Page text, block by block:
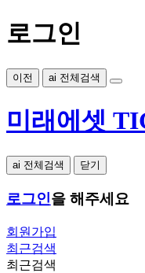
로그인
이전 ai 전체검색
미래에셋
ai 전체검색 닫기
로그인을 해주세요
회원가입
최근검색
최근검색